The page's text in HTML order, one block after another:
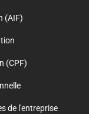
(AIF)
(CPF)
de l'entreprise